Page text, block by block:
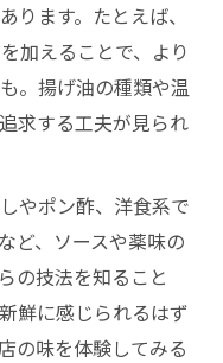
ります。たとえば、
加えることで、より
。揚げ油の種類や温
求する工夫が見られ
やポン酢、洋食系で
ど、ソースや薬味の
の技法を知ること
鮮に感じられるはず
の味を体験してみる